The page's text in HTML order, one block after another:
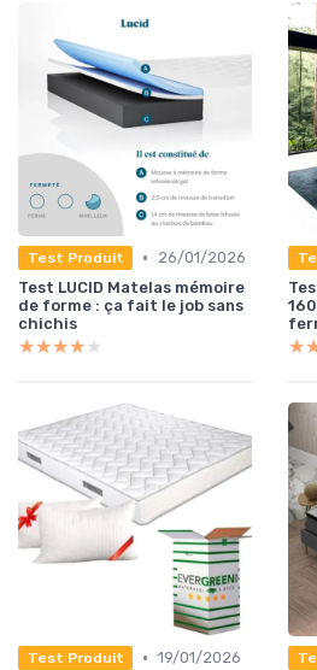
Test Produit •
26/01/2026
Test LUCID Matelas mémoire
de forme : ça fait le job sans
chichis
★★★★★
★★★★★
Test Produit • 19/01/2026